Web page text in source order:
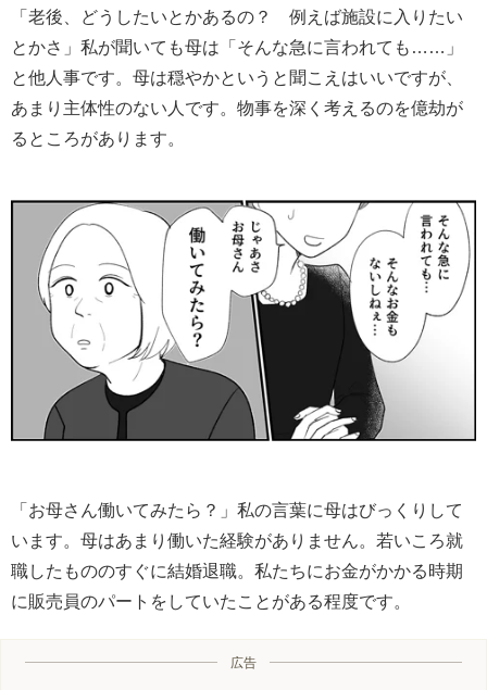
「老後、どうしたいとかあるの？ 例えば施設に入りたい
とかさ」私が聞いても母は「そんな急に言われても……」
と他人事です。母は穏やかというと聞こえはいいですが、
あまり主体性のない人です。物事を深く考えるのを億劫が
るところがあります。
「お母さん働いてみたら？」私の言葉に母はびっくりして
います。母はあまり働いた経験がありません。若いころ就
職したもののすぐに結婚退職。私たちにお金がかかる時期
に販売員のパートをしていたことがある程度です。
広告